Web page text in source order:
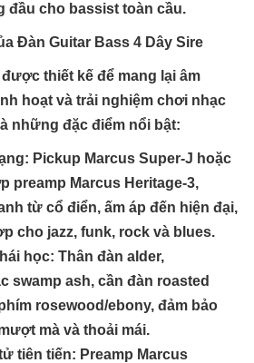
đầu cho bassist toàn cầu.
Đàn Guitar Bass 4 Dây Sire
thiết kế để mang lại âm
hoạt và trải nghiệm chơi nhạc
những đặc điểm nổi bật:
: Pickup Marcus Super-J hoặc
preamp Marcus Heritage-3,
từ cổ điển, ấm áp đến hiện đại,
cho jazz, funk, rock và blues.
học: Thân đàn alder,
swamp ash, cần đàn roasted
rosewood/ebony, đảm bảo
mà và thoải mái.
tiên tiến: Preamp Marcus